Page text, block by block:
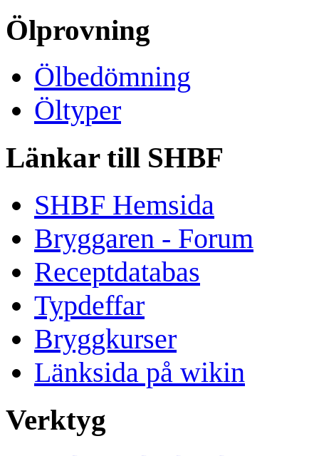
Ölprovning
Ölbedömning
Öltyper
Länkar till SHBF
SHBF Hemsida
Bryggaren - Forum
Receptdatabas
Typdeffar
Bryggkurser
Länksida på wikin
Verktyg